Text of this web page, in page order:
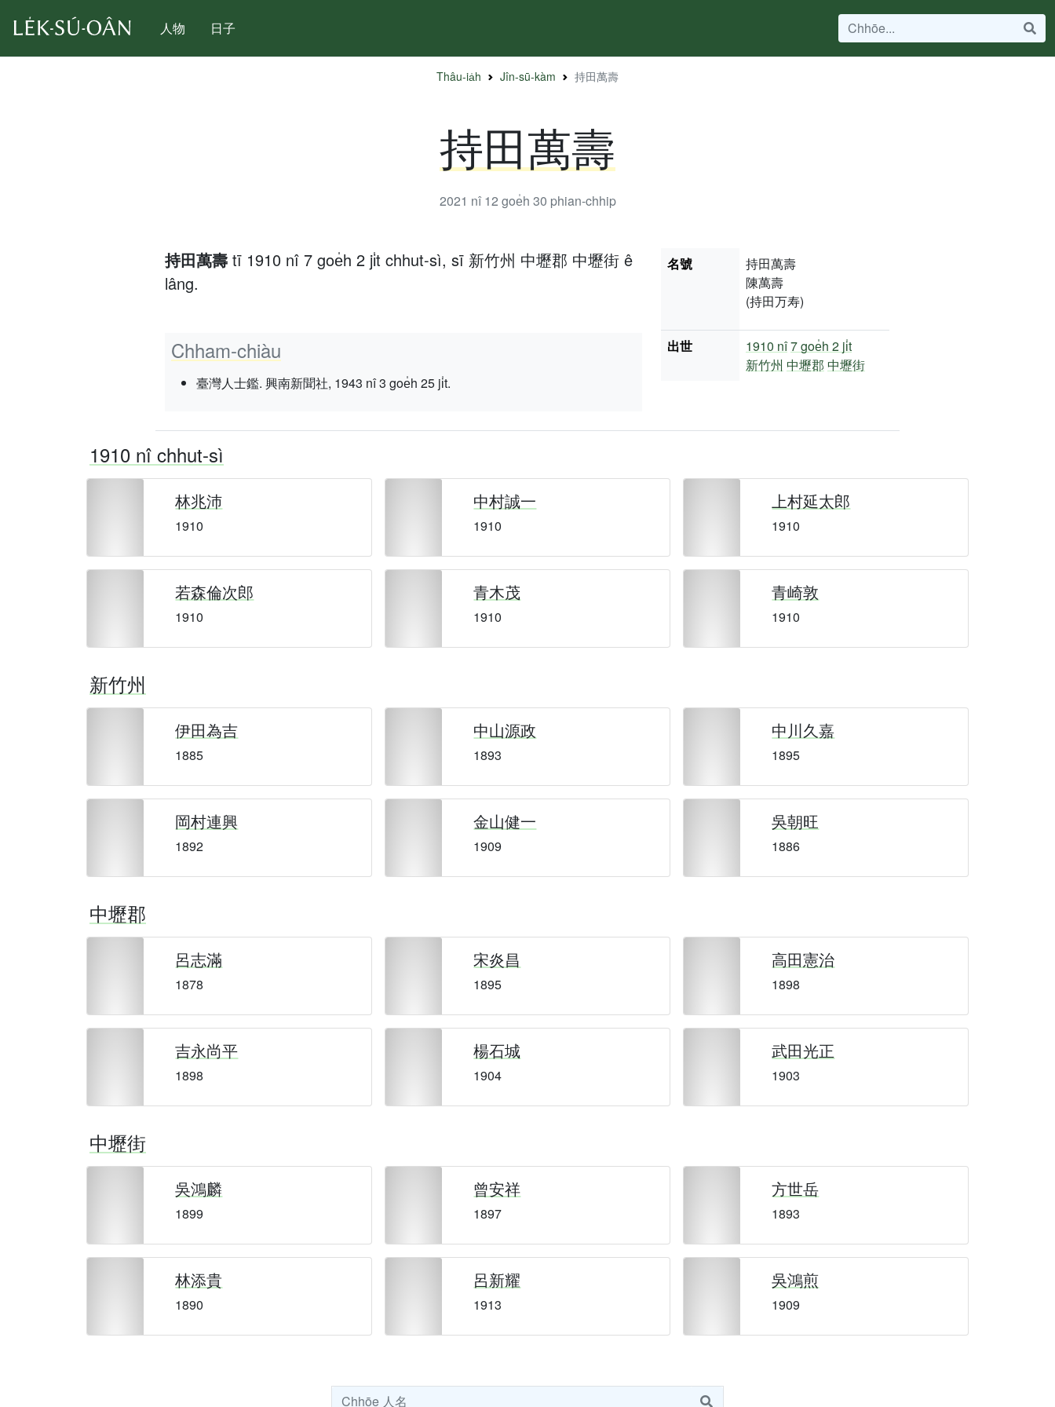
人物 日子
Thâu-ia̍h Jîn-sū-kàm 持田萬壽
持田萬壽
2021 nî 12 goe̍h 30 phian-chhip
持田萬壽 tī 1910 nî 7 goe̍h 2 ji̍t chhut-sì, sī 新竹州 中壢郡 中壢街 ê
lâng.
Chham-chiàu
臺灣人士鑑. 興南新聞社, 1943 nî 3 goe̍h 25 ji̍t.
名號
持田萬壽
陳萬壽
(持田万寿)
出世 1910 nî7 goe̍h 2 ji̍t
新竹州 中壢郡 中壢街
1910 nî chhut-sì
林兆沛
1910
中村誠一
1910
上村延太郎
1910
若森倫次郎
1910
青木茂
1910
青崎敦
1910
新竹州
伊田為吉
1885
中山源政
1893
中川久嘉
1895
岡村連興
1892
金山健一
1909
吳朝旺
1886
中壢郡
呂志滿
1878
宋炎昌
1895
高田憲治
1898
吉永尚平
1898
楊石城
1904
武田光正
1903
中壢街
吳鴻麟
1899
曾安祥
1897
方世岳
1893
林添貴
1890
呂新耀
1913
吳鴻煎
1909